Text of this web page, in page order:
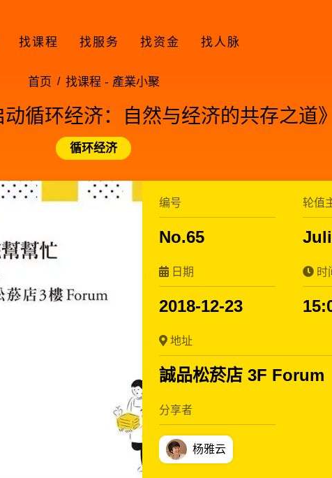
找课程 找服务 找资金 找人脉
首页 找课程 - 產業小聚
循环经济：自然与经济的共存之道
循环经济
编号
No.65
轮值
日期
2018-12-23
时
地址
誠品松菸店 3F Forum
分享者
杨雅云